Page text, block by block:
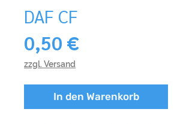
DAF CF
0,50 €Preis
zzgl. Versand
In den Warenkorb